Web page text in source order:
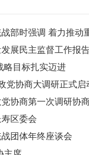
部时强调 着力推动
展民主监督工作报
略目标扎实迈进
党协商大调研正式启
协商第一次调研协
区委会
团体年终座谈会